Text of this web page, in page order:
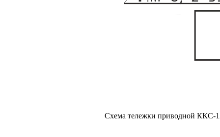
Схема тележки приводной ККС-